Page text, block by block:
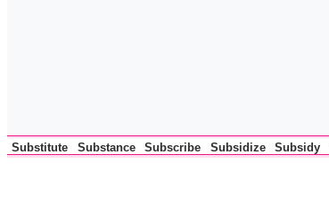
Substitute Substance Subscribe Subsidize Subsidy